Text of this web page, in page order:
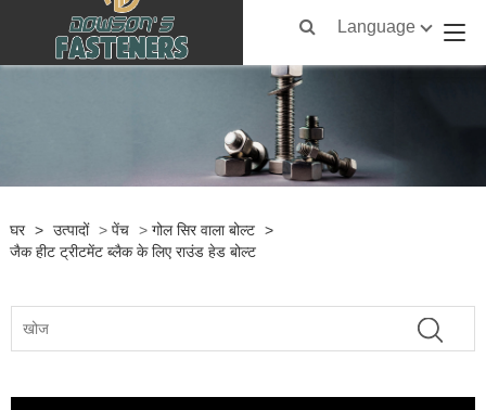
Language
घर > उत्पादों > पेंच > गोल सिर वाला बोल्ट >
जैक हीट ट्रीटमेंट ब्लैक के लिए राउंड हेड बोल्ट